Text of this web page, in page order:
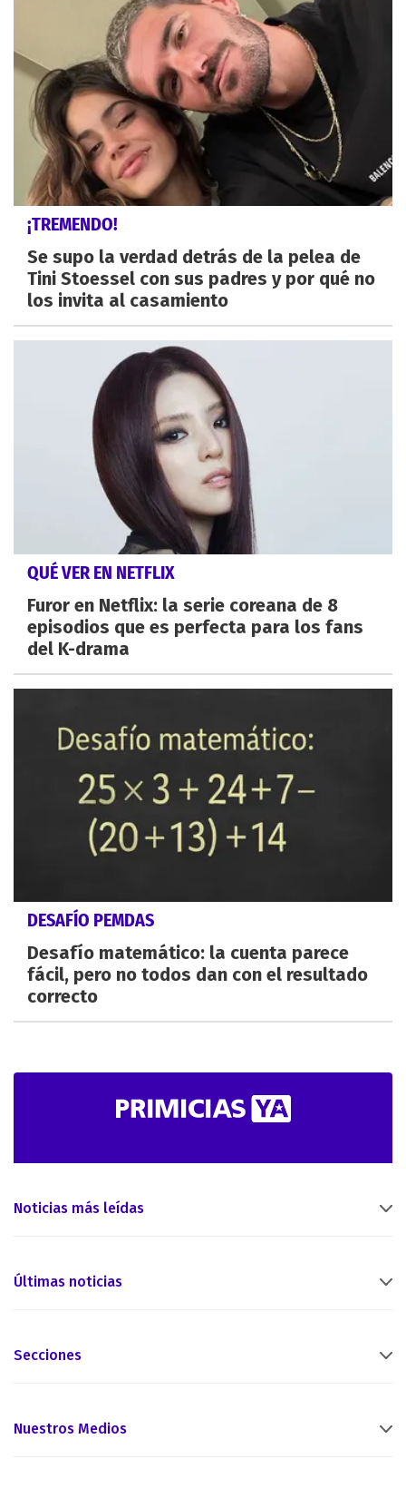
¡TREMENDO!
Se supo la verdad detrás de la pelea de
Tini Stoessel con sus padres y por qué no
los invita al casamiento
QUÉ VER EN NETFLIX
Furor en Netflix: la serie coreana de 8
episodios que es perfecta para los fans
del K-drama
DESAFÍO PEMDAS
Desafío matemático: la cuenta parece
fácil, pero no todos dan con el resultado
correcto
Noticias más leídas
Últimas noticias
Secciones
Nuestros Medios